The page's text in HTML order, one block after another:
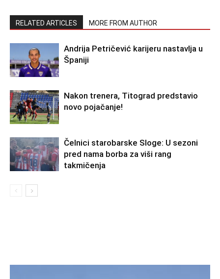
RELATED ARTICLES MORE FROM AUTHOR
Andrija Petričević karijeru nastavlja u
Španiji
Nakon trenera, Titograd predstavio
novo pojačanje!
Čelnici starobarske Sloge: U sezoni
pred nama borba za viši rang
takmičenja